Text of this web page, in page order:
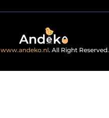
www.andeko.nl. All Right Reserved.